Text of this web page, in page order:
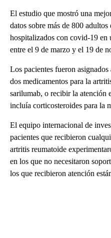
El estudio que mostró una
datos sobre más de 800
hospitalizados con covid-19 en
entre el 9 de marzo y el 19 de
Los pacientes fueron
dos medicamentos para la
sarilumab, o recibir la atención
incluía corticosteroides para la
El equipo internacional de
pacientes que recibieron
artritis reumatoide
en los que no necesitaron
los que recibieron atención